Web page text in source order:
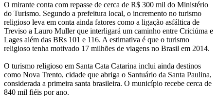
O mirante conta com repasse de cerca de R$ 300 mil do Ministério
do Turismo. Segundo a prefeitura local, o incremento no turismo
religioso leva em conta ainda fatores como a ligação asfáltica de
Treviso a Lauro Muller que interligará um caminho entre Criciúma e
Lages além das BRs 101 e 116. A estimativa é que o turismo
religioso tenha motivado 17 milhões de viagens no Brasil em 2014.
O turismo religioso em Santa Cata Catarina inclui ainda destinos
como Nova Trento, cidade que abriga o Santuário da Santa Paulina,
considerada a primeira santa brasileira. O município recebe cerca de
840 mil fiéis por ano.